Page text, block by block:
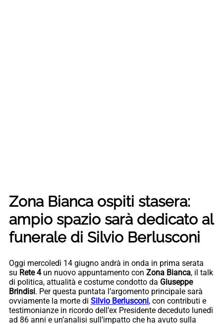
Zona Bianca ospiti stasera:
ampio spazio sarà dedicato al
funerale di Silvio Berlusconi
Oggi mercoledì 14 giugno andrà in onda in prima serata
su Rete 4 un nuovo appuntamento con Zona Bianca, il talk
di politica, attualità e costume condotto da Giuseppe
Brindisi. Per questa puntata l’argomento principale sarà
ovviamente la morte di Silvio Berlusconi, con contributi e
testimonianze in ricordo dell’ex Presidente deceduto lunedì
ad 86 anni e un’analisi sull’impatto che ha avuto sulla